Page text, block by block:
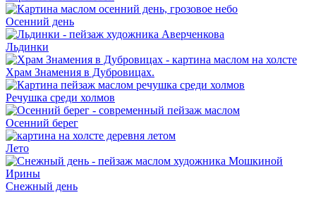
Осенний день
Льдинки
Храм Знамения в Дубровицах.
Речушка среди холмов
Осенний берег
Лето
Снежный день